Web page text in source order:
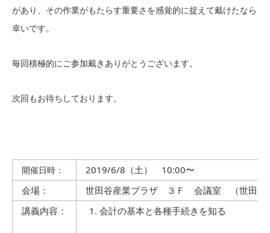
があり、その作業がもたらす重要さを感覚的に捉えて戴けたなら
幸いです。
毎回積極的にご参加戴きありがとうございます。
次回もお待ちしております。
開催日時：
2019/6/8（土） 10:00〜
会場：
世田谷産業プラザ ３Ｆ 会議室 （世田谷
講義内容：
会計の基本と各種手続きを知る